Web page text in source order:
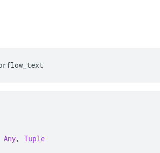
Any, Tuple